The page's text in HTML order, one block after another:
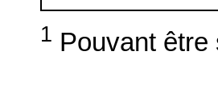
1 Pouvant être